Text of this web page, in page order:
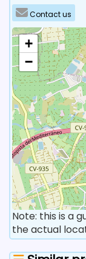
Contact us
+
−
Note: this is a
the actual